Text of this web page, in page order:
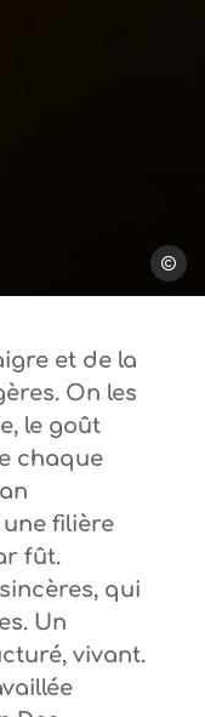
et de la
On les
le goût
chaque
filière
fût.
qui
Un
vivant.